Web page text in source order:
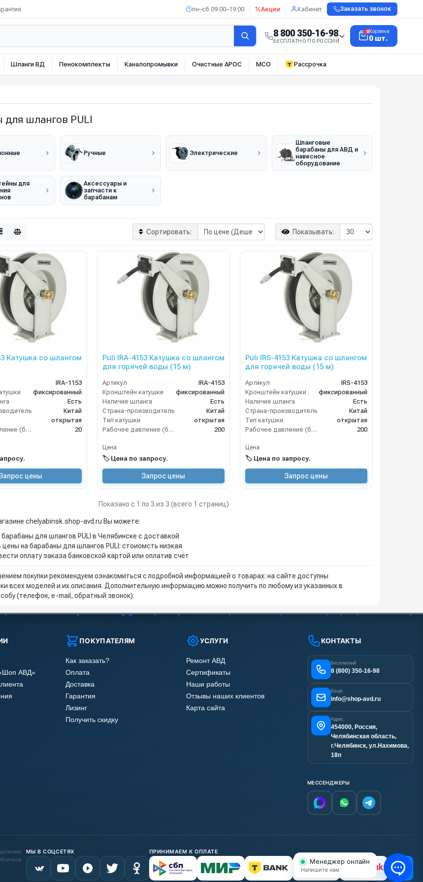
пн–сб 09:00–19:00 Акции Кабинет Заказать звонок
8 800 350-16-98
БЕСПЛАТНО ПО РОССИИ
0Корзина
0 шт.
Шланги ВД Пенокомплекты Каналопромывки Очистные АРОС МСО Рассрочка
для шлангов PULI
Ручные Электрические
Шланговые
барабаны для АВД и
навесное
оборудование
для
Аксессуары и
запчасти к
барабанам
Сортировать: Показывать:
Катушка со шлангом
IRA-1153
фиксированный
Есть
Китай
открытая
Рабочее давление (бар)
20
цены
Puli IRA-4153 Катушка со шлангом
для горячей воды (15 м)
Артикул
IRA-4153
Кронштейн катушки
фиксированный
Наличие шланга
Есть
Страна-производитель
Китай
Тип катушки
открытая
Рабочее давление (бар)
200
Цена
🏷️ Цена по запросу.
Запрос цены
Puli IRS-4153 Катушка со шлангом
для горячей воды (15 м)
Артикул
IRS-4153
Кронштейн катушки
фиксированный
Наличие шланга
Есть
Страна-производитель
Китай
Тип катушки
открытая
Рабочее давление (бар)
200
Цена
🏷️ Цена по запросу.
Запрос цены
Показано с 1 по 3 из 3 (всего 1 страниц)
chelyabinsk.shop-avd.ru Вы можете:
барабаны для шлангов PULI в Челябинске с доставкой
цены на барабаны для шлангов PULI: стоиомсть низкая
оплату заказа банковской картой или оплатив счёт
покупки рекомендуем ознакомиться с подробной информацией о товарах: на сайте доступны
всех моделей и их описания. Дополнительную информацию можно получить по любому из указанных в
(телефон, e-mail, обратный звонок).
АВД»
ПОКУПАТЕЛЯМ
Как заказать?
Оплата
Доставка
Гарантия
Лизинг
Получить скидку
УСЛУГИ
Ремонт АВД
Сертификаты
Наши работы
Отзывы наших клиентов
Карта сайта
КОНТАКТЫ
Бесплатный
8 (800) 350-16-98
Email
info@shop-avd.ru
Адрес
454000, Россия,
Челябинская область,
г.Челябинск, ул.Нахимова,
18п
МЕССЕНДЖЕРЫ
МЫ В СОЦСЕТЯХ ПРИНИМАЕМ К ОПЛАТЕ
С НДС
Менеджер онлайн
Напишите нам